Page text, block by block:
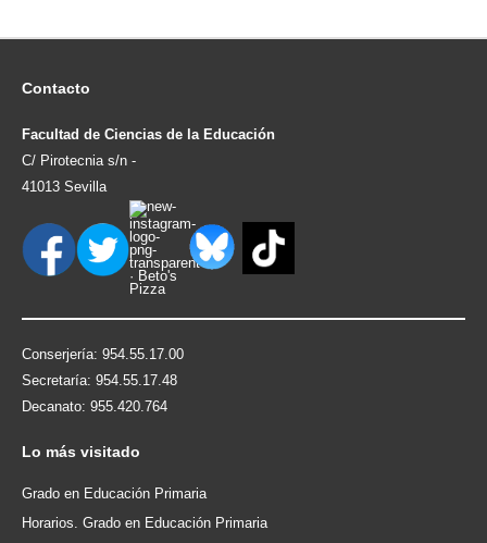
Contacto
Facultad de Ciencias de la Educación
C/ Pirotecnia s/n -
41013 Sevilla
Conserjería: 954.55.17.00
Secretaría: 954.55.17.48
Decanato: 955.420.764
Lo más visitado
Grado en Educación Primaria
Horarios. Grado en Educación Primaria